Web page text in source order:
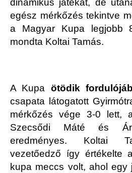
dinamikus játékát, de
egész mérkőzés tekintve
a Magyar Kupa legjobb
mondta Koltai Tamás.
A Kupa ötödik
csapata látogatott
mérkőzés vége 3-0 lett,
Szecsődi Máté és
eredményes. Koltai
vezetőedző így értékelte
kupa meccs volt, ahol egy